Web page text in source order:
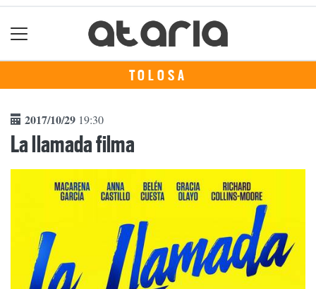
TOLOSA
2017/10/29 19:30
La llamada filma